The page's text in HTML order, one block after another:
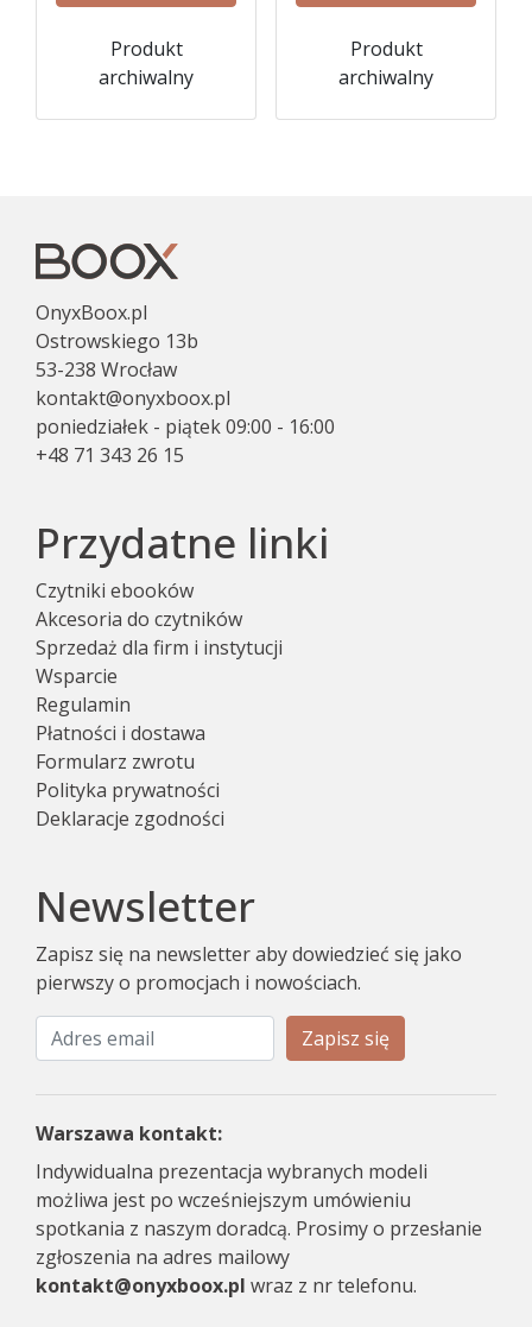
Produkt
archiwalny
Produkt
archiwalny
OnyxBoox.pl
Ostrowskiego 13b
53-238 Wrocław
kontakt@onyxboox.pl
poniedziałek - piątek 09:00 - 16:00
+48 71 343 26 15
Przydatne linki
Czytniki ebooków
Akcesoria do czytników
Sprzedaż dla firm i instytucji
Wsparcie
Regulamin
Płatności i dostawa
Formularz zwrotu
Polityka prywatności
Deklaracje zgodności
Newsletter
Zapisz się na newsletter aby dowiedzieć się jako
pierwszy o promocjach i nowościach.
Zapisz się
Warszawa kontakt:
Indywidualna prezentacja wybranych modeli
możliwa jest po wcześniejszym umówieniu
spotkania z naszym doradcą. Prosimy o przesłanie
zgłoszenia na adres mailowy
kontakt@onyxboox.pl wraz z nr telefonu.